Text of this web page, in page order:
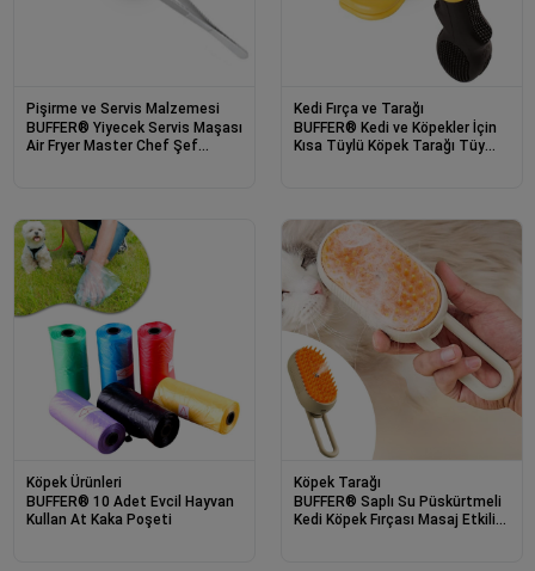
Pişirme ve Servis Malzemesi
BUFFER® Yiyecek Servis Maşası
Air Fryer Master Chef Şef
Kedi Fırça ve Tarağı
BUFFER® Kedi ve Köpekler İçin
Kısa Tüylü Köpek Tarağı Tüy
Köpek Ürünleri
BUFFER® 10 Adet Evcil Hayvan
Kullan At Kaka Poşeti
Köpek Tarağı
BUFFER® Saplı Su Püskürtmeli
Kedi Köpek Fırçası Masaj Etkili